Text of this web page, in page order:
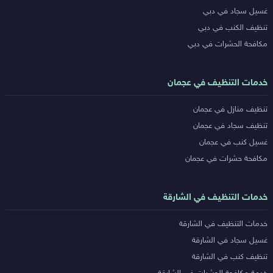
غسيل سجاد في دبي
تنظيف الكنب في دبي
مكافحة الحشرات في دبي
خدمات التنظيف في عجمان
تنظيف منازل في عجمان
تنظيف سجاد في عجمان
غسيل كنب في عجمان
مكافحة حشرات في عجمان
خدمات التنظيف في الشارقة
خدمات التنظيف في الشارقة
غسيل سجاد في الشارقة
تنظيف كنب في الشارقة